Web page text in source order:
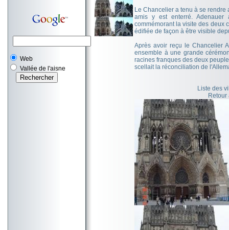
Web
Vallée de l'aisne
Le Chancelier a tenu à se
amis y est enterré.
commémorant la visite des deux
édifiée de façon à être visible
Après avoir reçu le Chancelier
ensemble à une grande
racines franques des deux
scellait la réconciliation de
Liste des
Retour